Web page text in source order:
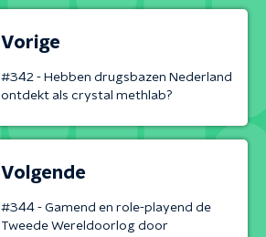
Vorige
#342 - Hebben drugsbazen Nederland
ontdekt als crystal methlab?
Volgende
#344 - Gamend en role-playend de
Tweede Wereldoorlog door